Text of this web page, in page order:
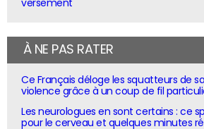
versement
À NE PAS RATER
Ce Français déloge les squatteurs de
violence grâce à un coup de fil
Les neurologues en sont certains : ce
pour le cerveau et quelques minutes